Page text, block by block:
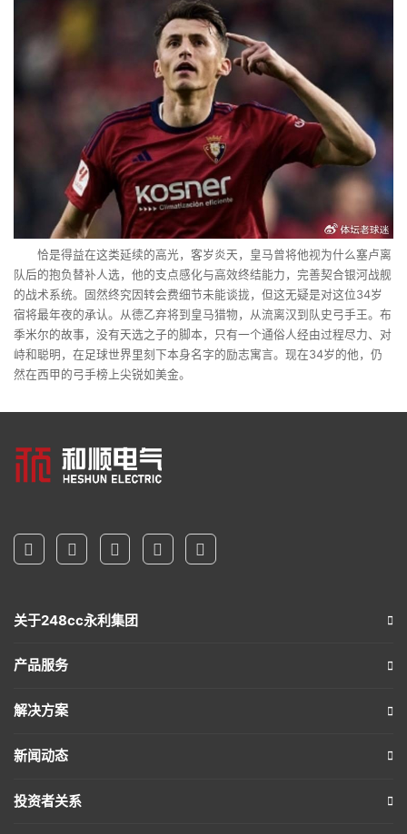
恰是得益在这类延续的高光，客岁炎天，皇马曾将他视为什么塞卢离
队后的抱负替补人选，他的支点感化与高效终结能力，完善契合银河战舰
的战术系统。固然终究因转会费细节未能谈拢，但这无疑是对这位34岁
宿将最年夜的承认。从德乙弃将到皇马猎物，从流离汉到队史弓手王。布
季米尔的故事，没有天选之子的脚本，只有一个通俗人经由过程尽力、对
峙和聪明，在足球世界里刻下本身名字的励志寓言。现在34岁的他，仍
然在西甲的弓手榜上尖锐如美金。
关于248cc永利集团
产品服务
解决方案
新闻动态
投资者关系